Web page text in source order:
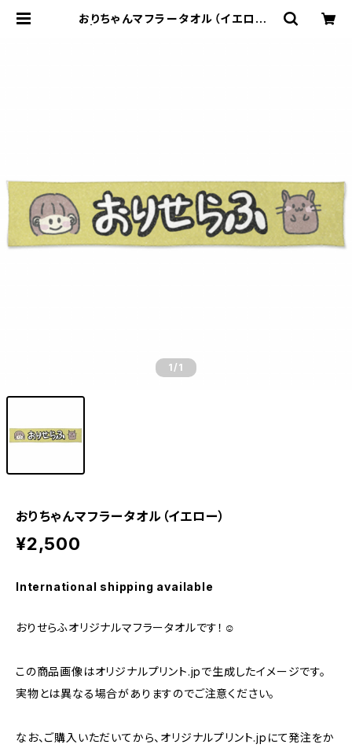
おりちゃんマフラータオル（イエロー）
1 /1
おりちゃんマフラータオル（イエロー）
¥2,500
International shipping available
おりせらふオリジナルマフラータオルです！☺️
この商品画像はオリジナルプリント.jpで生成したイメージです。
実物とは異なる場合がありますのでご注意ください。
なお、ご購入いただいてから、オリジナルプリント.jpにて発注をか